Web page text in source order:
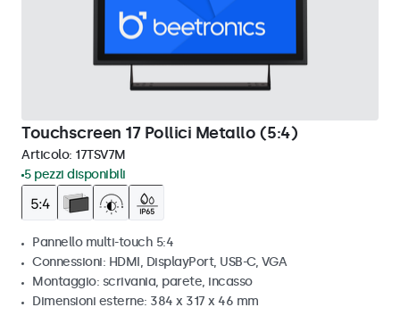
Touchscreen 17 Pollici Metallo (5:4)
Articolo: 17TSV7M
5 pezzi disponibili
Pannello multi-touch 5:4
Connessioni: HDMI, DisplayPort, USB-C, VGA
Montaggio: scrivania, parete, incasso
Dimensioni esterne: 384 x 317 x 46 mm